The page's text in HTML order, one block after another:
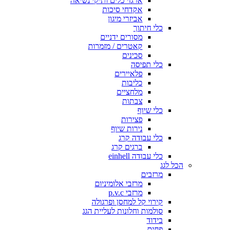
אקדחי סיכות
אביזרי מיגון
כלי חיתוך
מסורים ידניים
קאטרים / מזמרות
סכינים
כלי תפיסה
פלאיירים
כליבות
מלחציים
צבתות
כלי שיוף
פצירות
נירות שיוף
כלי עבודה קרג
ברגים קרג
כלי עבודה einhell
הכל לגג
מרזבים
מרזבי אלומיניום
מרזבי p.v.c
קירוי קל למחסן ופרגולה
סולמות וחלונות לעליית הגג
בידוד